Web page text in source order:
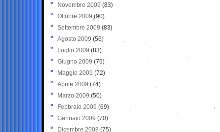
Novembre 2009 (83)
Ottobre 2009 (90)
Settembre 2009 (83)
Agosto 2009 (56)
Luglio 2009 (83)
Giugno 2009 (76)
Maggio 2009 (72)
Aprile 2009 (74)
Marzo 2009 (50)
Febbraio 2009 (69)
Gennaio 2009 (70)
Dicembre 2008 (75)